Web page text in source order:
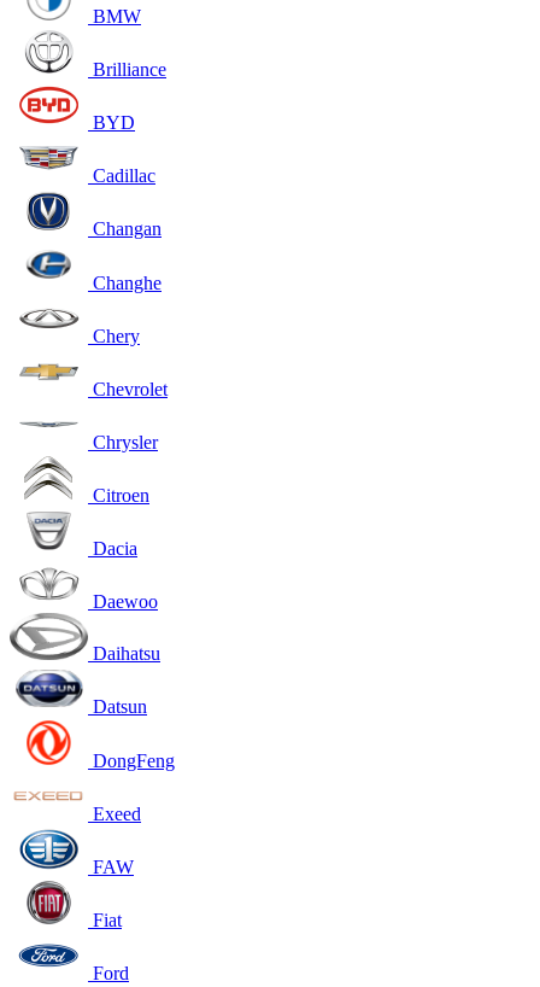
BMW
Brilliance
BYD
Cadillac
Changan
Changhe
Chery
Chevrolet
Chrysler
Citroen
Dacia
Daewoo
Daihatsu
Datsun
DongFeng
Exeed
FAW
Fiat
Ford